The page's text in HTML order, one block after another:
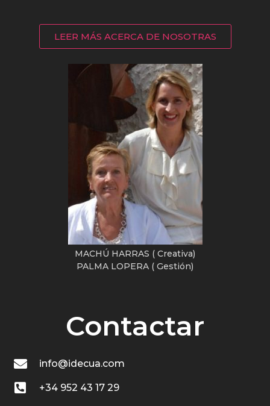
LEER MÁS ACERCA DE NOSOTRAS
MACHÚ HARRAS ( Creativa)
PALMA LOPERA ( Gestión)
Contactar
info@idecua.com
+34 952 43 17 29